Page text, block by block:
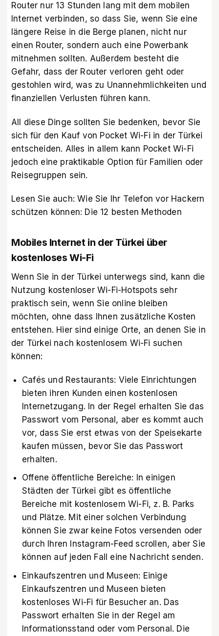
Router nur 13 Stunden lang mit dem mobilen
Internet verbinden, so dass Sie, wenn Sie eine
längere Reise in die Berge planen, nicht nur
einen Router, sondern auch eine Powerbank
mitnehmen sollten. Außerdem besteht die
Gefahr, dass der Router verloren geht oder
gestohlen wird, was zu Unannehmlichkeiten und
finanziellen Verlusten führen kann.
All diese Dinge sollten Sie bedenken, bevor Sie
sich für den Kauf von Pocket Wi-Fi in der Türkei
entscheiden. Alles in allem kann Pocket Wi-Fi
jedoch eine praktikable Option für Familien oder
Reisegruppen sein.
Lesen Sie auch:Wie Sie Ihr Telefon vor Hackern
schützen können: Die 12 besten Methoden
Mobiles Internet in der Türkei über
kostenloses Wi-Fi
Wenn Sie in der Türkei unterwegs sind, kann die
Nutzung kostenloser Wi-Fi-Hotspots sehr
praktisch sein, wenn Sie online bleiben
möchten, ohne dass Ihnen zusätzliche Kosten
entstehen. Hier sind einige Orte, an denen Sie in
der Türkei nach kostenlosem Wi-Fi suchen
können:
Cafés und Restaurants: Viele Einrichtungen
bieten ihren Kunden einen kostenlosen
Internetzugang. In der Regel erhalten Sie das
Passwort vom Personal, aber es kommt auch
vor, dass Sie erst etwas von der Speisekarte
kaufen müssen, bevor Sie das Passwort
erhalten.
Offene öffentliche Bereiche: In einigen
Städten der Türkei gibt es öffentliche
Bereiche mit kostenlosem Wi-Fi, z. B. Parks
und Plätze. Mit einer solchen Verbindung
können Sie zwar keine Fotos versenden oder
durch Ihren Instagram-Feed scrollen, aber Sie
können auf jeden Fall eine Nachricht senden.
Einkaufszentren und Museen: Einige
Einkaufszentren und Museen bieten
kostenloses Wi-Fi für Besucher an. Das
Passwort erhalten Sie in der Regel am
Informationsstand oder vom Personal. Die